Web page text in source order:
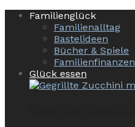
Familienglück
Familienalltag
Bastelideen
Bücher & Spiele
Familienfinanzen
Glück essen